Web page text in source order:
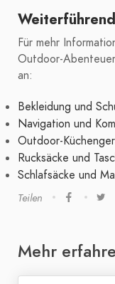
Für mehr
Outdoor-
an:
Bekleidung und
Navigation und
Outdoor-
Rucksäcke und
Schlafsäcke und
Teilen
Mehr